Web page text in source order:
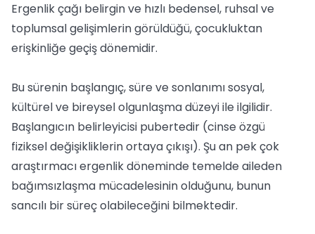
Ergenlik çağı belirgin ve hızlı bedensel, ruhsal ve
toplumsal gelişimlerin görüldüğü, çocukluktan
erişkinliğe geçiş dönemidir.
Bu sürenin başlangıç, süre ve sonlanımı sosyal,
kültürel ve bireysel olgunlaşma düzeyi ile ilgilidir.
Başlangıcın belirleyicisi pubertedir (cinse özgü
fiziksel değişikliklerin ortaya çıkışı). Şu an pek çok
araştırmacı ergenlik döneminde temelde aileden
bağımsızlaşma mücadelesinin olduğunu, bunun
sancılı bir süreç olabileceğini bilmektedir.